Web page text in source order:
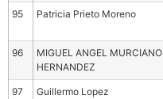
95 Patricia Prieto Moreno
96
MIGUEL ANGEL MURCIANO
HERNANDEZ
97 Guillermo Lopez